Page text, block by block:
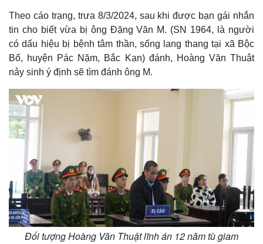
Theo cáo trạng, trưa 8/3/2024, sau khi được bạn gái nhắn
tin cho biết vừa bị ông Đặng Văn M. (SN 1964, là người
có dấu hiệu bị bệnh tâm thần, sống lang thang tại xã Bộc
Bố, huyện Pác Nặm, Bắc Kạn) đánh, Hoàng Văn Thuật
nảy sinh ý định sẽ tìm đánh ông M.
Đối tượng Hoàng Văn Thuật lĩnh án 12 năm tù giam